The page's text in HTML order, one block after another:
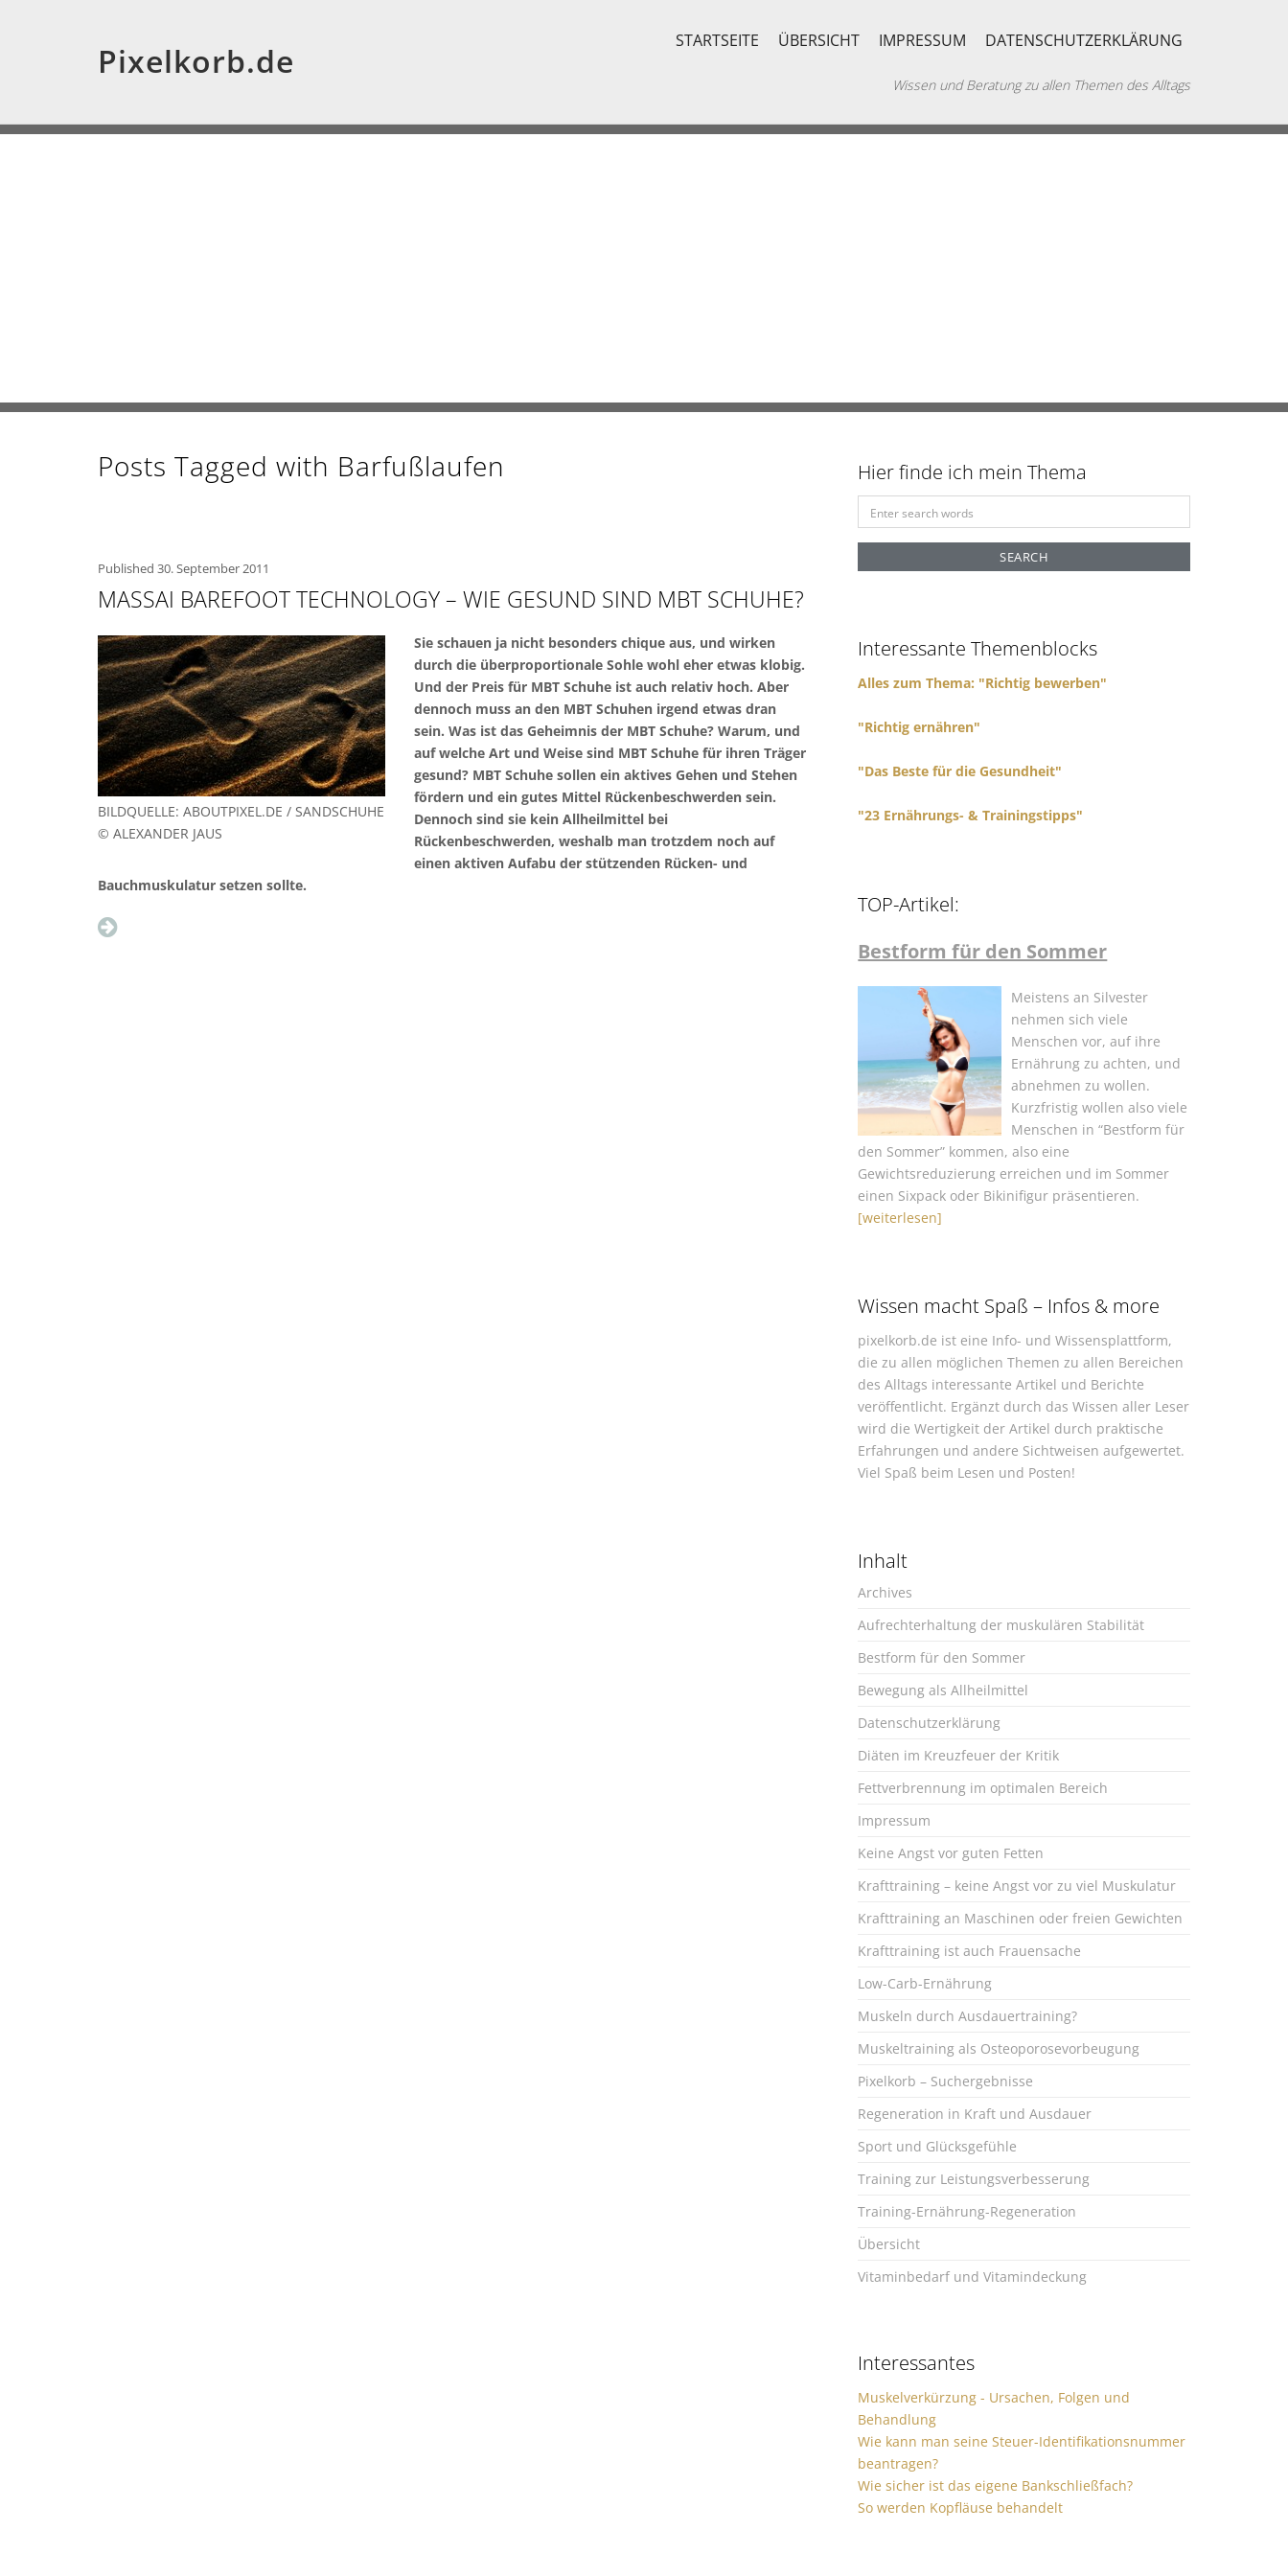
Pixelkorb.de
STARTSEITE ÜBERSICHT IMPRESSUM DATENSCHUTZERKLÄRUNG
Wissen und Beratung zu allen Themen des Alltags
Posts Tagged with Barfußlaufen
Published 30. September 2011
MASSAI BAREFOOT TECHNOLOGY – WIE GESUND SIND MBT SCHUHE?
BILDQUELLE: ABOUTPIXEL.DE / SANDSCHUHE
© ALEXANDER JAUS
Sie schauen ja nicht besonders chique aus, und wirken
durch die überproportionale Sohle wohl eher etwas klobig.
Und der Preis für MBT Schuhe ist auch relativ hoch. Aber
dennoch muss an den MBT Schuhen irgend etwas dran
sein. Was ist das Geheimnis der MBT Schuhe? Warum, und
auf welche Art und Weise sind MBT Schuhe für ihren Träger
gesund? MBT Schuhe sollen ein aktives Gehen und Stehen
fördern und ein gutes Mittel Rückenbeschwerden sein.
Dennoch sind sie kein Allheilmittel bei
Rückenbeschwerden, weshalb man trotzdem noch auf
einen aktiven Aufabu der stützenden Rücken- und
Bauchmuskulatur setzen sollte.
Hier finde ich mein Thema
e
r
f
o
r
Interessante Themenblocks
Alles zum Thema: "Richtig bewerben"
"Richtig ernähren"
"Das Beste für die Gesundheit"
"23 Ernährungs- & Trainingstipps"
TOP-Artikel:
Bestform für den Sommer
Meistens an Silvester
nehmen sich viele
Menschen vor, auf ihre
Ernährung zu achten, und
abnehmen zu wollen.
Kurzfristig wollen also viele
Menschen in “Bestform für
den Sommer” kommen, also eine
Gewichtsreduzierung erreichen und im Sommer
einen Sixpack oder Bikinifigur präsentieren.
[weiterlesen]
Wissen macht Spaß – Infos & more
pixelkorb.de ist eine Info- und Wissensplattform,
die zu allen möglichen Themen zu allen Bereichen
des Alltags interessante Artikel und Berichte
veröffentlicht. Ergänzt durch das Wissen aller Leser
wird die Wertigkeit der Artikel durch praktische
Erfahrungen und andere Sichtweisen aufgewertet.
Viel Spaß beim Lesen und Posten!
Inhalt
Archives
Aufrechterhaltung der muskulären Stabilität
Bestform für den Sommer
Bewegung als Allheilmittel
Datenschutzerklärung
Diäten im Kreuzfeuer der Kritik
Fettverbrennung im optimalen Bereich
Impressum
Keine Angst vor guten Fetten
Krafttraining – keine Angst vor zu viel Muskulatur
Krafttraining an Maschinen oder freien Gewichten
Krafttraining ist auch Frauensache
Low-Carb-Ernährung
Muskeln durch Ausdauertraining?
Muskeltraining als Osteoporosevorbeugung
Pixelkorb – Suchergebnisse
Regeneration in Kraft und Ausdauer
Sport und Glücksgefühle
Training zur Leistungsverbesserung
Training-Ernährung-Regeneration
Übersicht
Vitaminbedarf und Vitamindeckung
Interessantes
Muskelverkürzung - Ursachen, Folgen und
Behandlung
Wie kann man seine Steuer-Identifikationsnummer
beantragen?
Wie sicher ist das eigene Bankschließfach?
So werden Kopfläuse behandelt